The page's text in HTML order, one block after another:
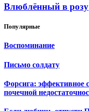
Влюблённый в розу
Популярные
Воспоминание
Письмо солдату
Форсига: эффективное
почечной